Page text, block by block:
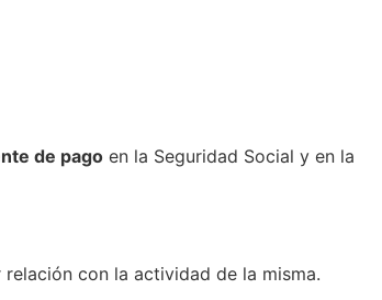
de pago en la Seguridad Social y en la
con la actividad de la misma.